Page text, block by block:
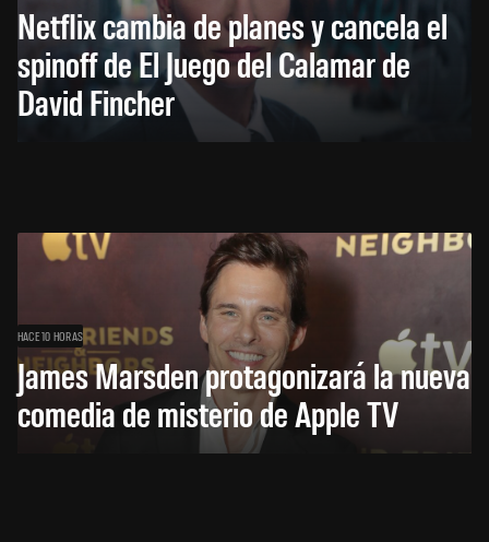
Netflix cambia de planes y cancela el
spinoff de El Juego del Calamar de
David Fincher
HACE 10 HORAS
James Marsden protagonizará la nueva
comedia de misterio de Apple TV